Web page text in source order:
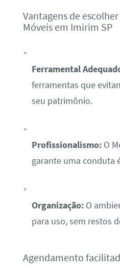
Vantagens de
Móveis em Imirim SP
Ferramental
ferramentas que
seu patrimônio.
Profissionalismo:O
garante uma conduta
Organização:O
para uso, sem restos
Agendamento